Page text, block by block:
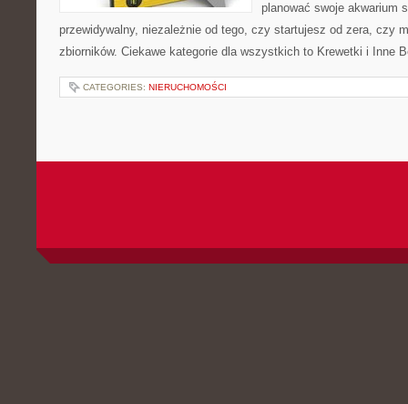
planować swoje akwarium
przewidywalny, niezależnie od tego, czy startujesz od zera, czy
zbiorników. Ciekawe kategorie dla wszystkich to Krewetki i Inne
CATEGORIES: NIERUCHOMOŚCI